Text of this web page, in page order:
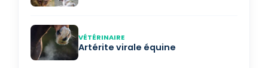
VÉTÉRINAIRE
Artérite virale équine